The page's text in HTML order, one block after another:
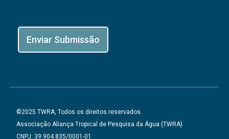
Enviar Submissão
©2025 TWRA, Todos os direitos reservados.
Associação Aliança Tropical de Pesquisa da Água (TWRA)
CNPJ: 39.904.835/0001-01